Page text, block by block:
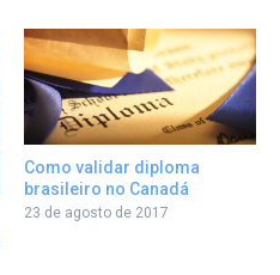
Como validar diploma
brasileiro no Canadá
23 de agosto de 2017